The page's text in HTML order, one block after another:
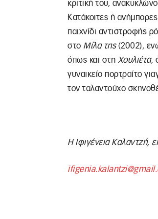
κριτική του,
Κατάκοιτες ή
παιχνίδι αντιστροφής
στο Μίλα της(2002),
όπως και στη Χουλιέτα,
γυναικείο πορτραίτο
τον ταλαντούχο
HΙφιγένεια Καλαντζή,
ifigenia.kalantzi@gmail.